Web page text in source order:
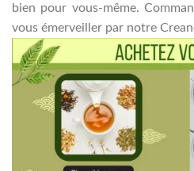
bien pour vous-même.
vous émerveiller par notre